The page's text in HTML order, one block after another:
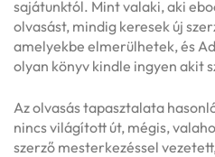
sajátunktól. Mint valaki, aki
olvasást, mindig keresek új
amelyekbe elmerülhetek, és
olyan könyv kindle ingyen akit
Az olvasás tapasztalata
nincs világított út, mégis,
szerző mesterkezéssel